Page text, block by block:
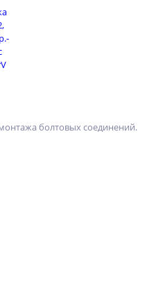
болтовых соединений.